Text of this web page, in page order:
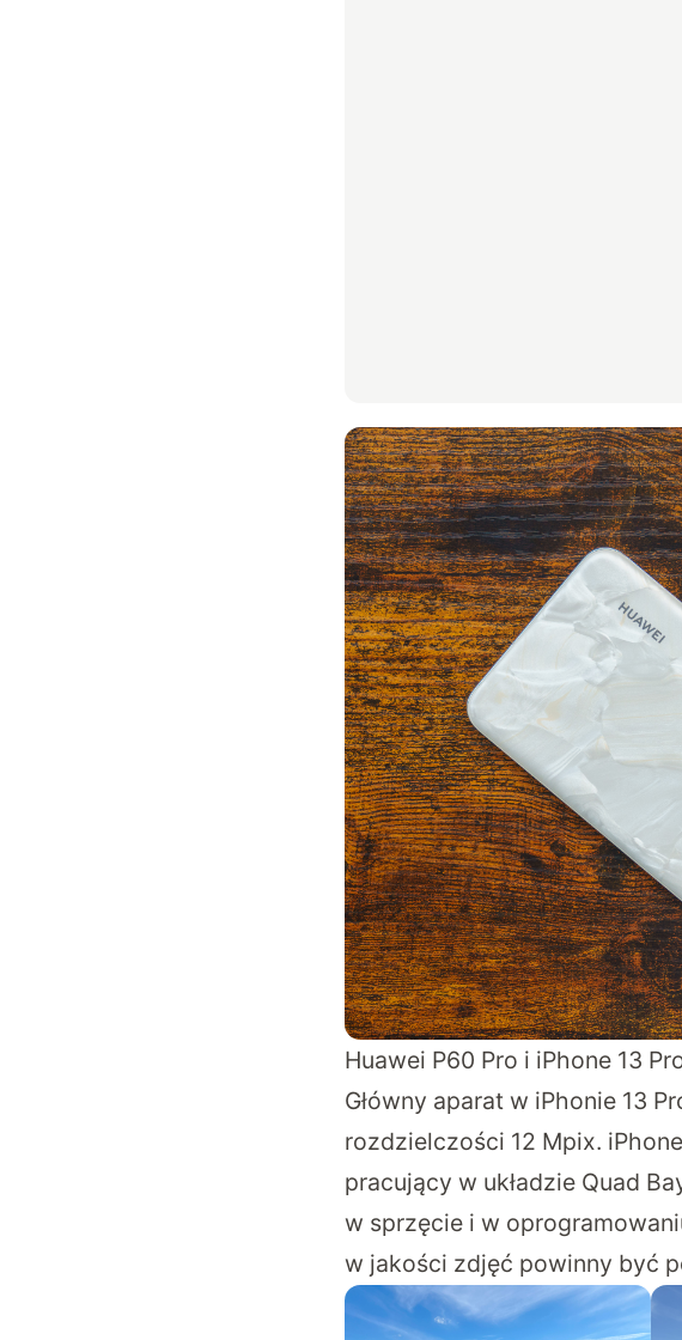
Huawei P60 Pro i iPhone 13
Główny aparat w iPhonie 13
rozdzielczości 12 Mpix.
pracujący w układzie Quad
w sprzęcie i w
w jakości zdjęć powinny być